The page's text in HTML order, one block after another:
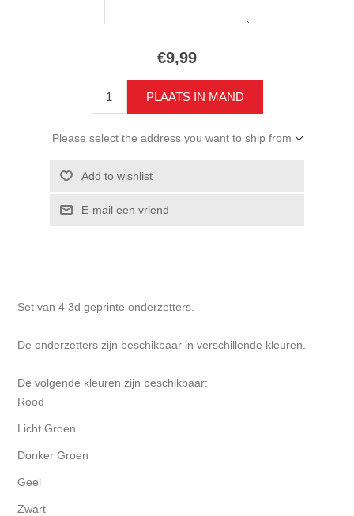
€9,99
Please select the address you want to ship from
Set van 4 3d geprinte onderzetters.
De onderzetters zijn beschikbaar in verschillende kleuren.
De volgende kleuren zijn beschikbaar:
Rood
Licht Groen
Donker Groen
Geel
Zwart